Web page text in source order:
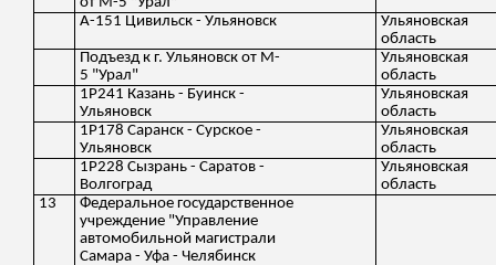
А-151 Цивильск - Ульяновск
Ульяновская
область
Подъезд к г. Ульяновск от М-
5 "Урал"
Ульяновская
область
1Р241 Казань - Буинск -
Ульяновск
Ульяновская
область
1Р178 Саранск - Сурское -
Ульяновск
Ульяновская
область
1Р228 Сызрань - Саратов -
Волгоград
Ульяновская
область
13
Федеральное государственное
учреждение "Управление
автомобильной магистрали
Самара - Уфа - Челябинск